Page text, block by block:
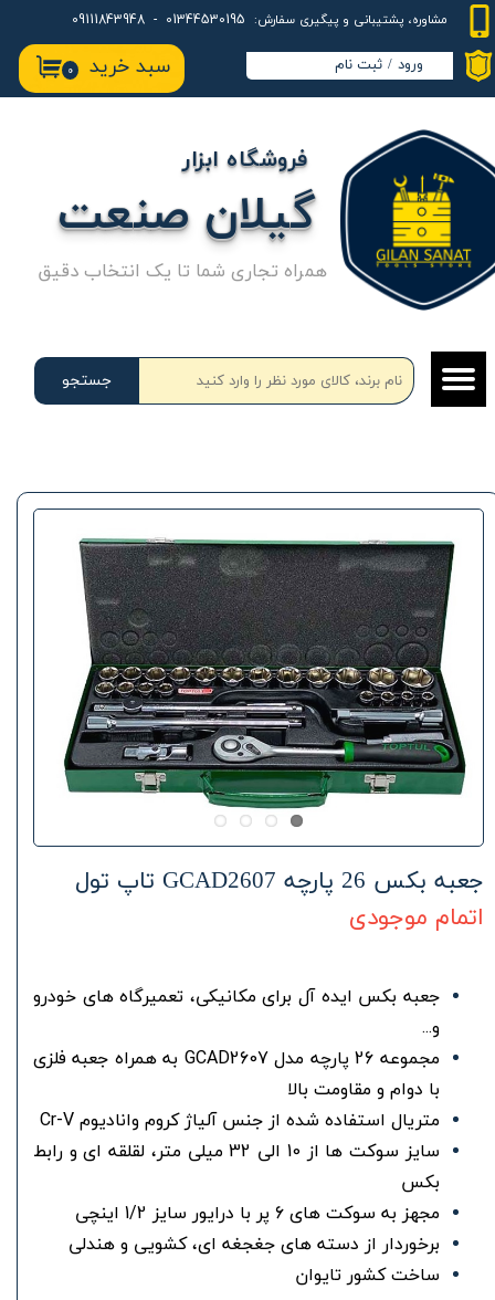
مشاوره، پشتیبانی و پیگیری سفارش:
۰ سبد خرید ورود / ثبت نام
حساب کاربری من
تغییر گذر واژه
سفارشات
خروج از حساب کاربری
جستجو
گیلان صنعت
فروشگاه ابزار
همراه تجاری شما تا یک انتخاب دقیق
جعبه بکس 26 پارچه GCAD2607 تاپ تول
اتمام موجودی
جعبه بکس ایده آل برای مکانیکی، تعمیرگاه های خودرو
و...
مجموعه 26 پارچه مدل GCAD2607 به همراه جعبه فلزی
با دوام و مقاومت بالا
متریال استفاده شده از جنس آلیاژ کروم وانادیوم Cr-V
سایز سوکت ها از 10 الی 32 میلی متر، لقلقه ای و رابط
بکس
مجهز به سوکت های 6 پر با درایور سایز 1/2 اینچی
برخوردار از دسته های جغجغه ای، کشویی و هندلی
ساخت کشور تایوان